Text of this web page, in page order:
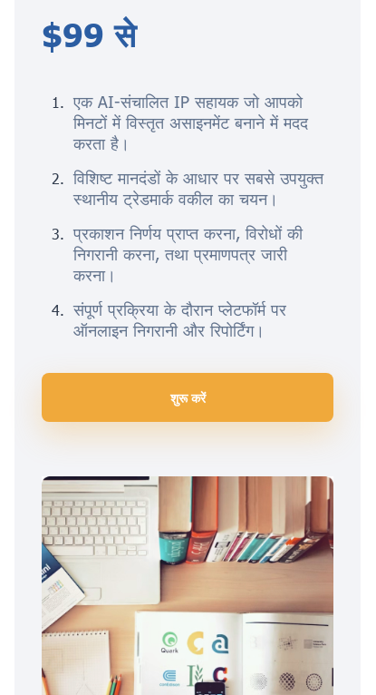
$99 से
एक AI-संचालित IP सहायक जो आपको
मिनटों में विस्तृत असाइनमेंट बनाने में मदद
करता है।
विशिष्ट मानदंडों के आधार पर सबसे उपयुक्त
स्थानीय ट्रेडमार्क वकील का चयन।
प्रकाशन निर्णय प्राप्त करना, विरोधों की
निगरानी करना, तथा प्रमाणपत्र जारी
करना।
संपूर्ण प्रक्रिया के दौरान प्लेटफॉर्म पर
ऑनलाइन निगरानी और रिपोर्टिंग।
शुरू करें